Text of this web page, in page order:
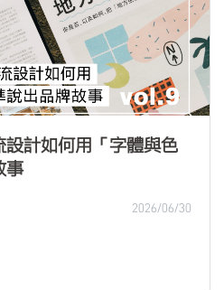
計如何用「字體與色
事
2026/06/30